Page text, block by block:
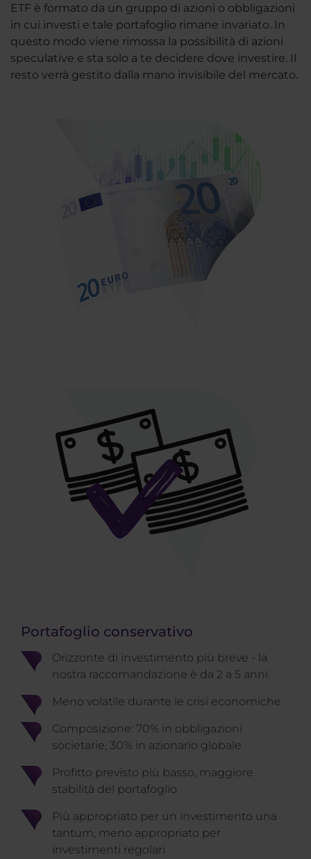
ETF è formato da un gruppo di azioni o obbligazioni
in cui investi e tale portafoglio rimane invariato. In
questo modo viene rimossa la possibilità di azioni
speculative e sta solo a te decidere dove investire. Il
resto verrà gestito dalla mano invisibile del mercato.
Portafoglio conservativo
Orizzonte di investimento più breve - la
nostra raccomandazione è da 2 a 5 anni
Meno volatile durante le crisi economiche
Composizione: 70% in obbligazioni
societarie, 30% in azionario globale
Profitto previsto più basso, maggiore
stabilità del portafoglio
Più appropriato per un investimento una
tantum, meno appropriato per
investimenti regolari